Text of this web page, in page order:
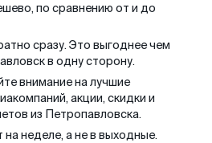
по сравнению от и до
сразу. Это выгоднее чем
в одну сторону.
внимание на лучшие
акции, скидки и
из Петропавловска.
на неделе, а не в выходные.